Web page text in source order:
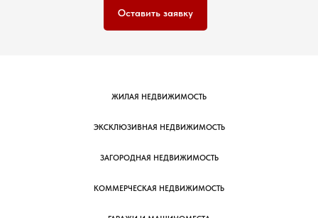
Оставить заявку
ЖИЛАЯ НЕДВИЖИМОСТЬ
ЭКСКЛЮЗИВНАЯ НЕДВИЖИМОСТЬ
ЗАГОРОДНАЯ НЕДВИЖИМОСТЬ
КОММЕРЧЕСКАЯ НЕДВИЖИМОСТЬ